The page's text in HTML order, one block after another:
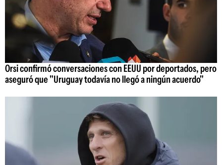
Orsi confirmó conversaciones con EEUU por deportados, pero
aseguró que "Uruguay todavía no llegó a ningún acuerdo"